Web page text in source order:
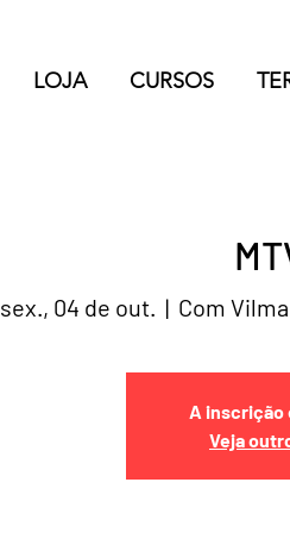
LOJA CURSOS
sex., 04 de out.
  |
Com
A inscrição
Veja